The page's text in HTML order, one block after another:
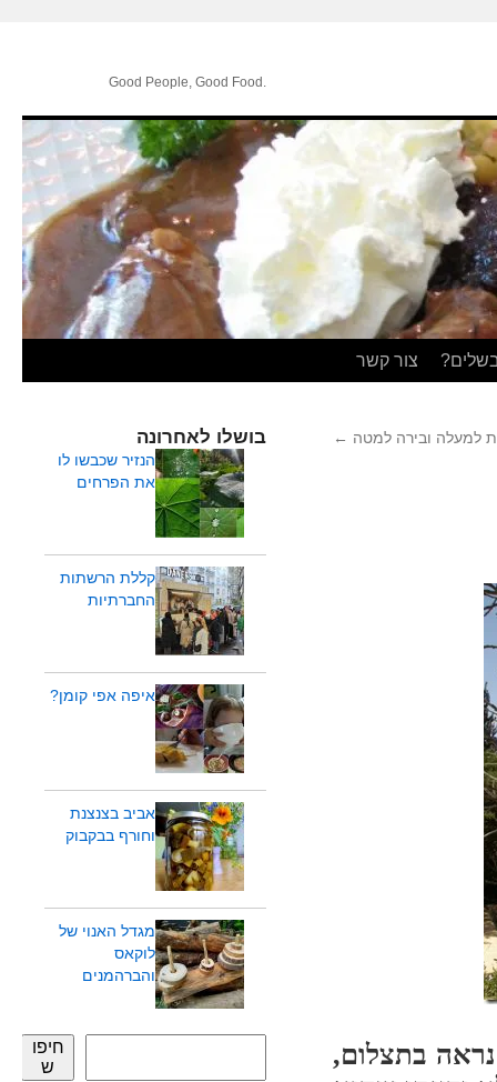
.Good People, Good Food
צור קשר
למעלה ובירה למטה ←
בתצלום,
בושלו לאחרונה
הנזיר שכבשו לו
את הפרחים
קללת הרשתות
החברתיות
איפה אפי קומן?
אביב בצנצנת
וחורף בבקבוק
מגדל האנוי של
לוקאס
והברהמנים
חיפו
ש